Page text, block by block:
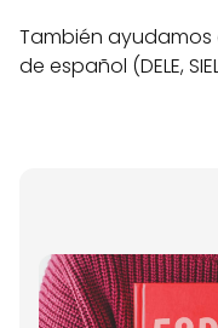
También ayudamos
de español (DELE,